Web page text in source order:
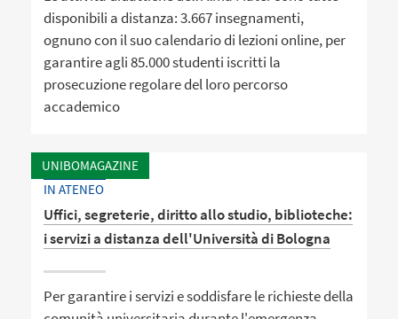
disponibili a distanza: 3.667 insegnamenti,
ognuno con il suo calendario di lezioni online, per
garantire agli 85.000 studenti iscritti la
prosecuzione regolare del loro percorso
accademico
UNIBOMAGAZINE
IN ATENEO
Uffici, segreterie, diritto allo studio, biblioteche:
i servizi a distanza dell'Università di Bologna
Per garantire i servizi e soddisfare le richieste della